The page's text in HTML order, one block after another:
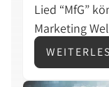
Lied “MfG”
Marketing
vielleicht
unterwegs